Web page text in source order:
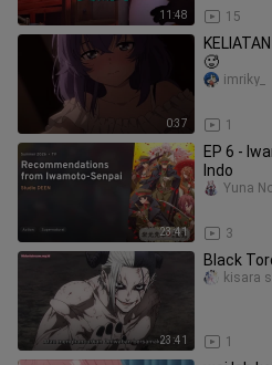
11:48 15
0:37
🥵
1
imriky_
23:41
EP 6 -
Indo
3
Yuna
23:41
Black
1
kisara